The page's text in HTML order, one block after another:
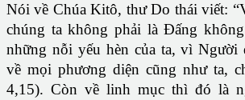
Nói về Chúa Kitô, thư Do thái viết:
chúng ta không phải là Đấng
những nỗi yếu hèn của ta, vì Người
về mọi phương diện cũng như ta,
4,15). Còn về linh mục thì đó là